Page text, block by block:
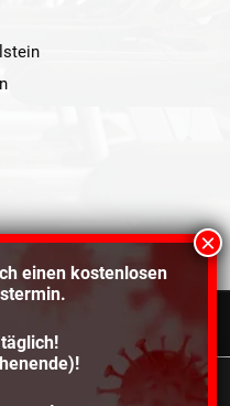
Nord, All Rights Reserved.
Team Nord
einen kostenlosen